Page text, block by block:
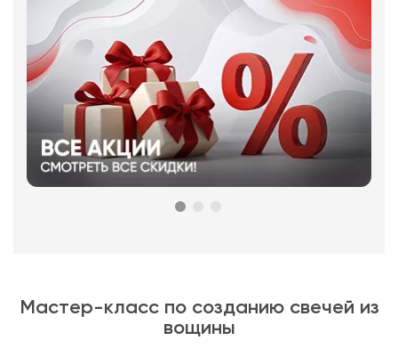
Мастер-класс по созданию свечей из
вощины